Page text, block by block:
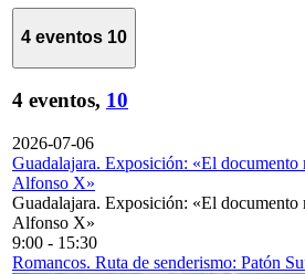
4 eventos 10
4 eventos, 10
2026-07-06
Guadalajara. Exposición: «El
Alfonso X»
Guadalajara. Exposición: «El
Alfonso X»
9:00 - 15:30
Romancos. Ruta de senderismo: Patón